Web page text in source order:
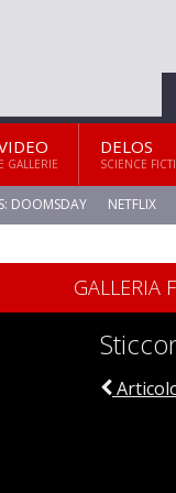
E GALLERIE
DELOS
SCIENCE
DOOMSDAY NETFLIX
GALLERIA